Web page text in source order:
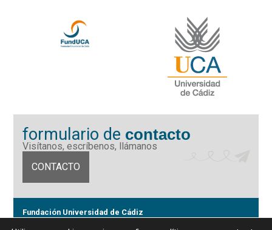
formulario de contacto
Visítanos, escríbenos, llámanos
CONTACTO
Fundación Universidad de Cádiz